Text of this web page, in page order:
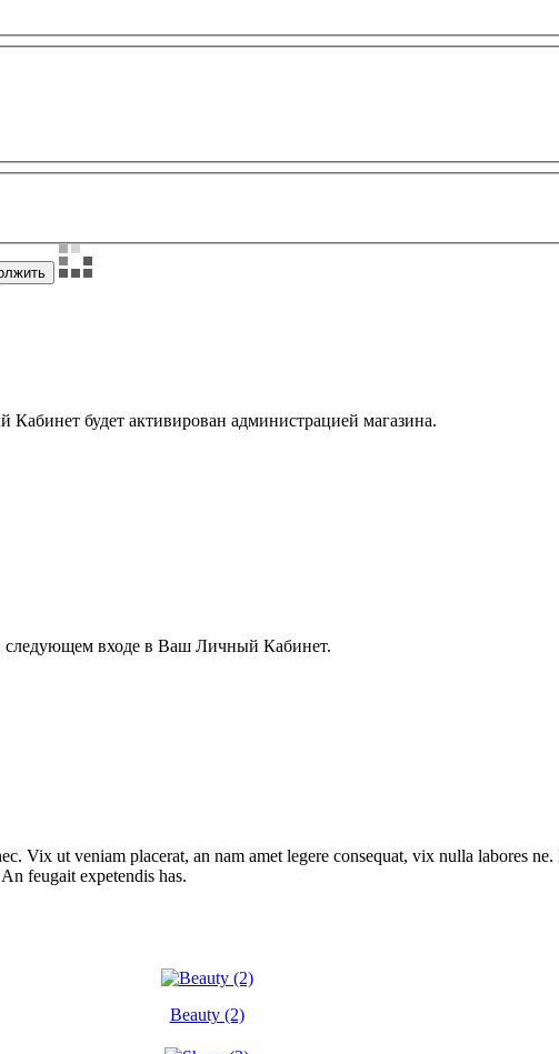
будет активирован администрацией магазина.
следующем входе в Ваш Личный Кабинет.
Vix ut veniam placerat, an nam amet legere consequat, vix nulla labores
feugait expetendis has.
Beauty (2)